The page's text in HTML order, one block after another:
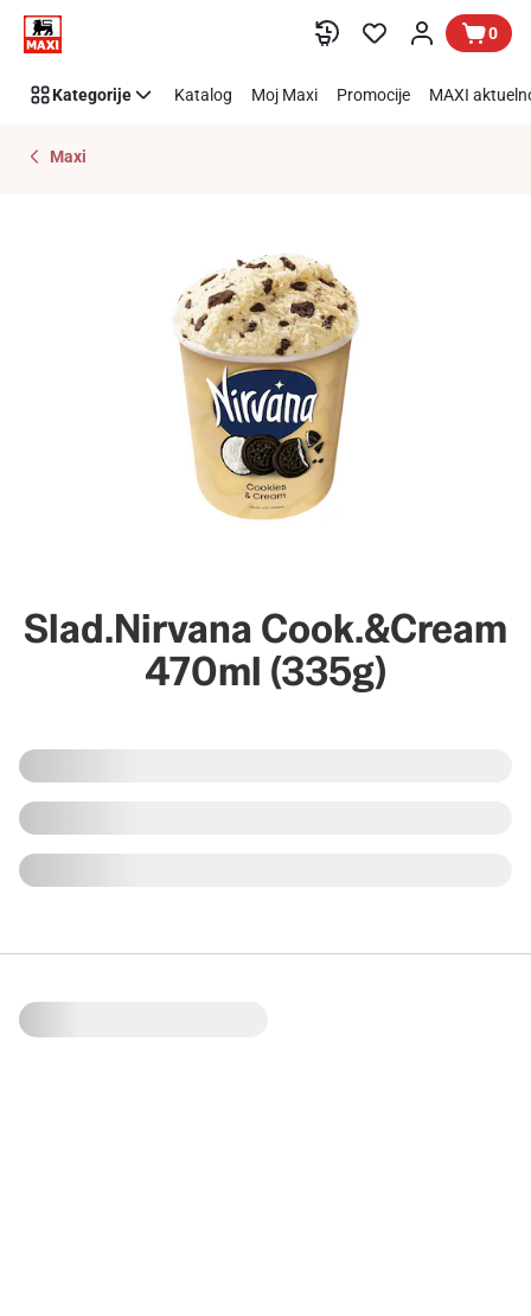
Preskoči link 0
Kategorije Katalog Moj Maxi Promocije MAXI
Maxi
Slad.Nirvana Cook.&Cream
470ml (335g)